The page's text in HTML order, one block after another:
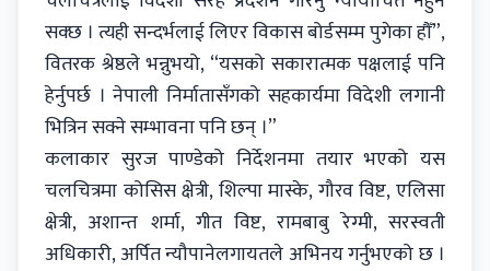
सक्छ । त्यही सन्दर्भलाई लिएर विकास बोर्डसम्म पुगेका हौँ”,
वितरक श्रेष्ठले भन्नुभयो, “यसको सकारात्मक पक्षलाई पनि
हेर्नुपर्छ । नेपाली निर्मातासँगको सहकार्यमा विदेशी लगानी
भित्रिन सक्ने सम्भावना पनि छन् ।”
कलाकार सुरज पाण्डेको निर्देशनमा तयार भएको यस
चलचित्रमा कोसिस क्षेत्री, शिल्पा मास्के, गौरव विष्ट, एलिसा
क्षेत्री, अशान्त शर्मा, गीत विष्ट, रामबाबु रेग्मी, सरस्वती
अधिकारी, अर्पित न्यौपानेलगायतले अभिनय गर्नुभएको छ ।